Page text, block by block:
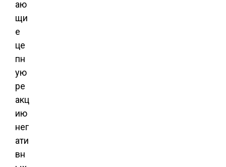
аю
щи
е
це
пн
ую
ре
акц
ию
нег
ати
вн